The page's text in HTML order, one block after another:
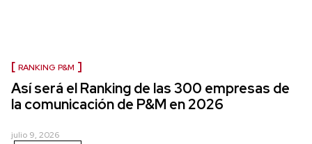
RANKING P&M
Así será el Ranking de las 300 empresas de
la comunicación de P&M en 2026
julio 9, 2026